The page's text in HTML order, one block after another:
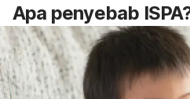
Apa penyebab